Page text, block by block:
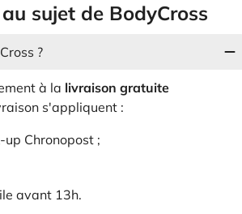
sujet de BodyCross
?
à la livraison gratuite
s'appliquent :
Chronopost ;
avant 13h.